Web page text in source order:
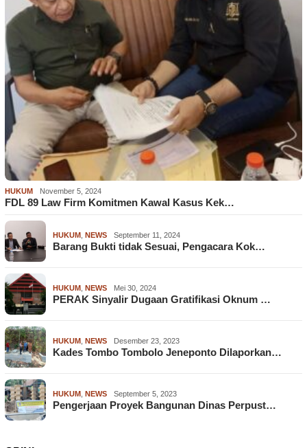
HUKUM November 5, 2024
FDL 89 Law Firm Komitmen Kawal Kasus Kek…
HUKUM , NEWS September 11, 2024
Barang Bukti tidak Sesuai, Pengacara Kok…
HUKUM , NEWS Mei 30, 2024
PERAK Sinyalir Dugaan Gratifikasi Oknum …
HUKUM , NEWS Desember 23, 2023
Kades Tombo Tombolo Jeneponto Dilaporkan…
HUKUM , NEWS September 5, 2023
Pengerjaan Proyek Bangunan Dinas Perpust…